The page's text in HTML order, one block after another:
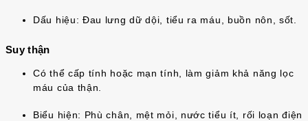
Dấu hiệu: Đau lưng dữ dội, tiểu ra máu, buồn nôn, sốt.
Suy thận
Có thể cấp tính hoặc mạn tính, làm giảm khả năng lọc
máu của thận.
Biểu hiện: Phù chân, mệt mỏi, nước tiểu ít, rối loạn điện